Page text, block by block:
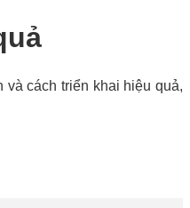
cách triển khai hiệu quả,